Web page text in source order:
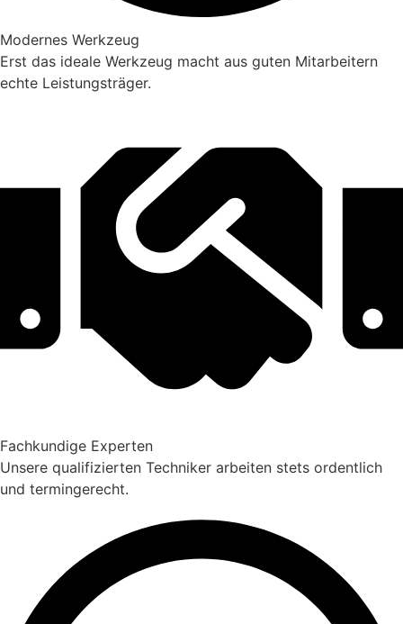
Modernes Werkzeug
Erst das ideale Werkzeug macht aus guten Mitarbeitern
echte Leistungsträger.
Fachkundige Experten
Unsere qualifizierten Techniker arbeiten stets ordentlich
und termingerecht.